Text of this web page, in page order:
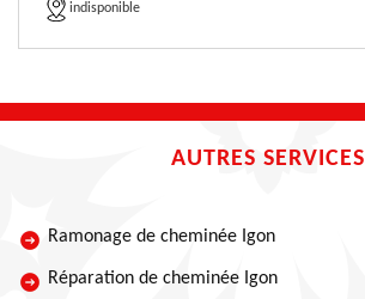
indisponible
AUTRES SERVICES
Ramonage de cheminée Igon
Réparation de cheminée Igon